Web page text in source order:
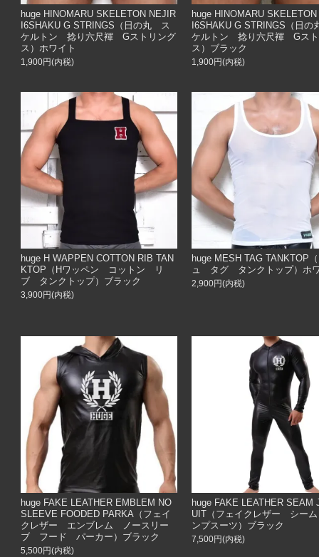
huge HINOMARU SKELETON NEJIR
I6SHAKU G STRINGS（日の丸 ス
ケルトン 捻り六尺褌 Gストリング
ス）ホワイト
1,900円(内税)
huge HINOMARU
I6SHAKU G STRINGS（日
ケルトン 捻り六尺褌 Gスト
ス）ブラック
1,900円(内税)
huge H WAPPEN COTTON RIB TAN
KTOP（Hワッペン コットン リ
ブ タンクトップ）ブラック
3,900円(内税)
huge MESH TAG TANKTOP
ュ タグ タンクトップ）ホ
2,900円(内税)
huge FAKE LEATHER EMBLEM NO
SLEEVE FOODED PARKA（フェイ
クレザー エンブレム ノースリー
ブ フード パーカー）ブラック
5,500円(内税)
huge FAKE LEATHER SEAM
UIT（フェイクレザー シー
ンプスーツ）ブラック
7,500円(内税)